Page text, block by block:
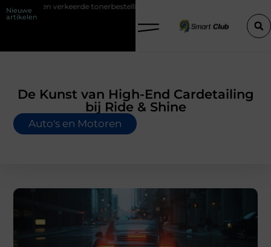
Nieuwe
artikelen
tonerbestelling bij HP printers
De Kunst van High-End Cardetailing
bij Ride & Shine
Auto's en Motoren